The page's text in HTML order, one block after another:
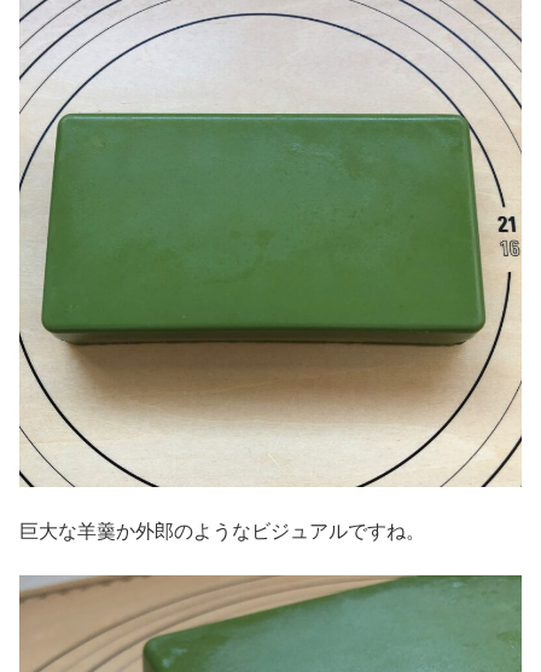
巨大な羊羹か外郎のようなビジュアルですね。